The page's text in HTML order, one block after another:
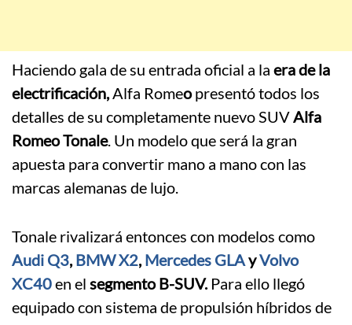
Haciendo gala de su entrada oficial a la era de la
electrificación,Alfa Romeopresentó todos los
detalles de su completamente nuevo SUVAlfa
Romeo Tonale. Un modelo que será la gran
apuesta para convertir mano a mano con las
marcas alemanas de lujo.
Tonale rivalizará entonces con modelos como
Audi Q3,BMW X2,Mercedes GLAyVolvo
XC40en el segmento B-SUV.Para ello llegó
equipado con sistema de propulsión híbridos de